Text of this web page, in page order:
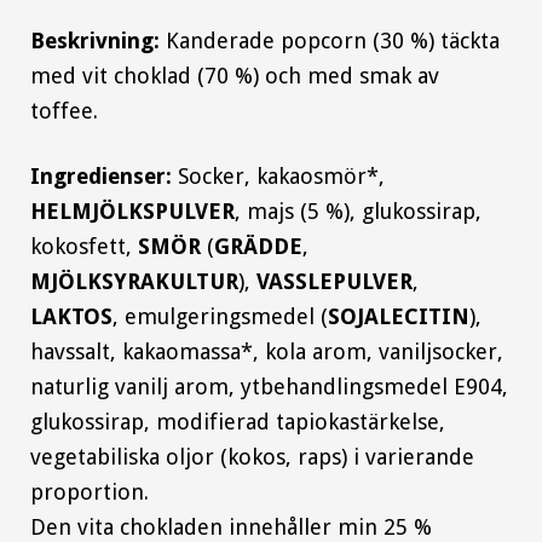
Beskrivning: Kanderade popcorn (30 %) täckta
med vit choklad (70 %) och med smak av
toffee.
Ingredienser: Socker, kakaosmör*,
HELMJÖLKSPULVER, majs (5 %), glukossirap,
kokosfett, SMÖR (GRÄDDE,
MJÖLKSYRAKULTUR), VASSLEPULVER,
LAKTOS, emulgeringsmedel (SOJALECITIN),
havssalt, kakaomassa*, kola arom, vaniljsocker,
naturlig vanilj arom, ytbehandlingsmedel E904,
glukossirap, modifierad tapiokastärkelse,
vegetabiliska oljor (kokos, raps) i varierande
proportion.
Den vita chokladen innehåller min 25 %